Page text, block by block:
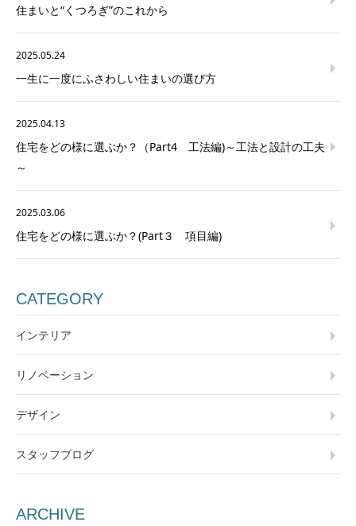
住まいと“くつろぎ”のこれから
2025.05.24
一生に一度にふさわしい住まいの選び方
2025.04.13
住宅をどの様に選ぶか？（Part4 工法編)～工法と設計の工夫
～
2025.03.06
住宅をどの様に選ぶか？(Part３ 項目編)
CATEGORY
インテリア
リノベーション
デザイン
スタッフブログ
ARCHIVE